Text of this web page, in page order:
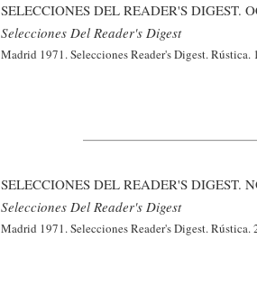
SELECCIONES DEL READER'S DIGEST.
Selecciones Del Reader's Digest
Madrid 1971. Selecciones Reader's Digest.
SELECCIONES DEL READER'S DIGEST.
Selecciones Del Reader's Digest
Madrid 1971. Selecciones Reader's Digest.